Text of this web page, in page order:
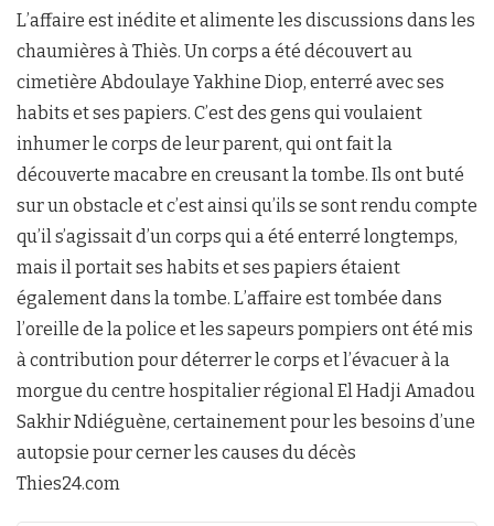
L’affaire est inédite et alimente les discussions dans les
chaumières à Thiès. Un corps a été découvert au
cimetière Abdoulaye Yakhine Diop, enterré avec ses
habits et ses papiers. C’est des gens qui voulaient
inhumer le corps de leur parent, qui ont fait la
découverte macabre en creusant la tombe. Ils ont buté
sur un obstacle et c’est ainsi qu’ils se sont rendu compte
qu’il s’agissait d’un corps qui a été enterré longtemps,
mais il portait ses habits et ses papiers étaient
également dans la tombe. L’affaire est tombée dans
l’oreille de la police et les sapeurs pompiers ont été mis
à contribution pour déterrer le corps et l’évacuer à la
morgue du centre hospitalier régional El Hadji Amadou
Sakhir Ndiéguène, certainement pour les besoins d’une
autopsie pour cerner les causes du décès
Thies24.com